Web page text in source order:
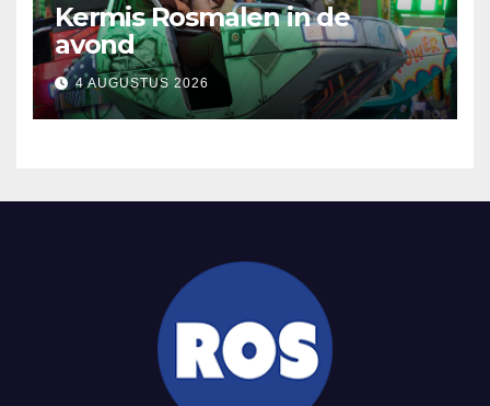
Kermis Rosmalen in de
avond
4 AUGUSTUS 2026